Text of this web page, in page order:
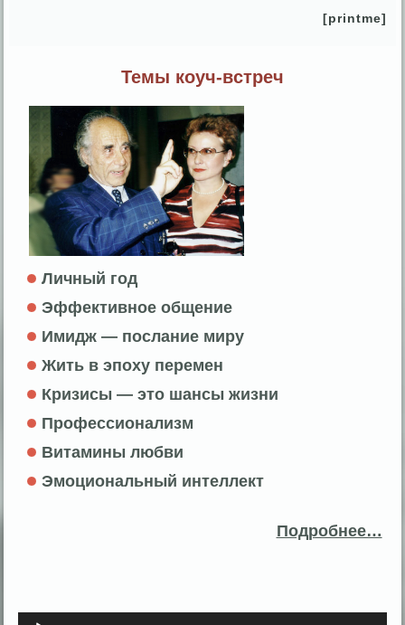
[printme]
Темы коуч-встреч
Личный год
Эффективное общение
Имидж — послание миру
Жить в эпоху перемен
Кризисы — это шансы жизни
Профессионализм
Витамины любви
Эмоциональный интеллект
Подробнее…